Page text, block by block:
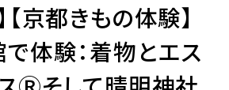
【京都きもの体験】
体験：着物とエス